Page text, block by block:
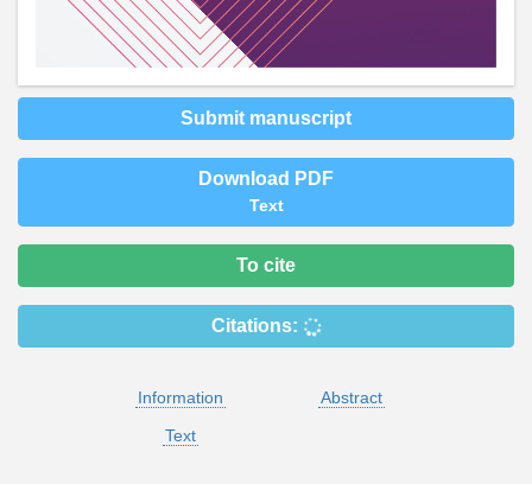
Submit manuscript
Download PDF
Text
To cite
Citations:
Information
Abstract
Text